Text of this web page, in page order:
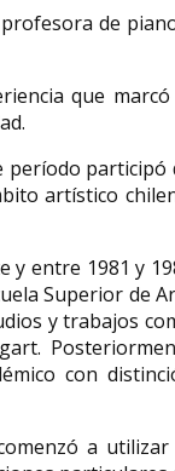
de
que
período participó
artístico
y entre 1981 y
Superior de
y trabajos
con
a utilizar
Julia del Carmen
(Máfil, 16 de julio de